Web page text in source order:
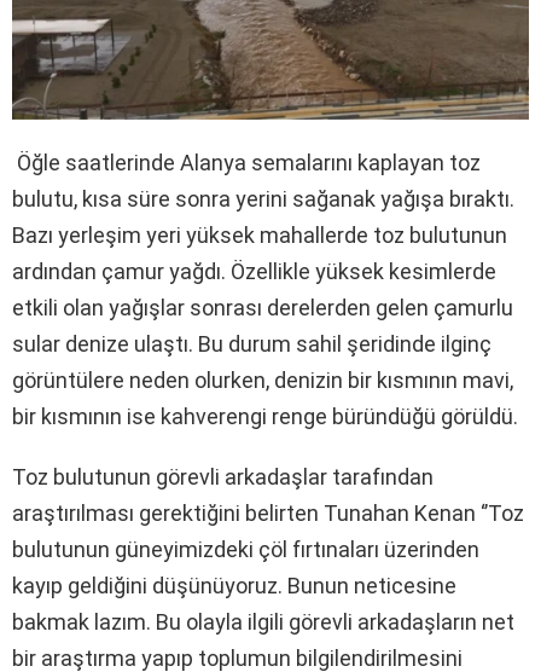
Öğle saatlerinde Alanya semalarını kaplayan toz
bulutu, kısa süre sonra yerini sağanak yağışa bıraktı.
Bazı yerleşim yeri yüksek mahallerde toz bulutunun
ardından çamur yağdı. Özellikle yüksek kesimlerde
etkili olan yağışlar sonrası derelerden gelen çamurlu
sular denize ulaştı. Bu durum sahil şeridinde ilginç
görüntülere neden olurken, denizin bir kısmının mavi,
bir kısmının ise kahverengi renge büründüğü görüldü.
Toz bulutunun görevli arkadaşlar tarafından
araştırılması gerektiğini belirten Tunahan Kenan ‘’Toz
bulutunun güneyimizdeki çöl fırtınaları üzerinden
kayıp geldiğini düşünüyoruz. Bunun neticesine
bakmak lazım. Bu olayla ilgili görevli arkadaşların net
bir araştırma yapıp toplumun bilgilendirilmesini